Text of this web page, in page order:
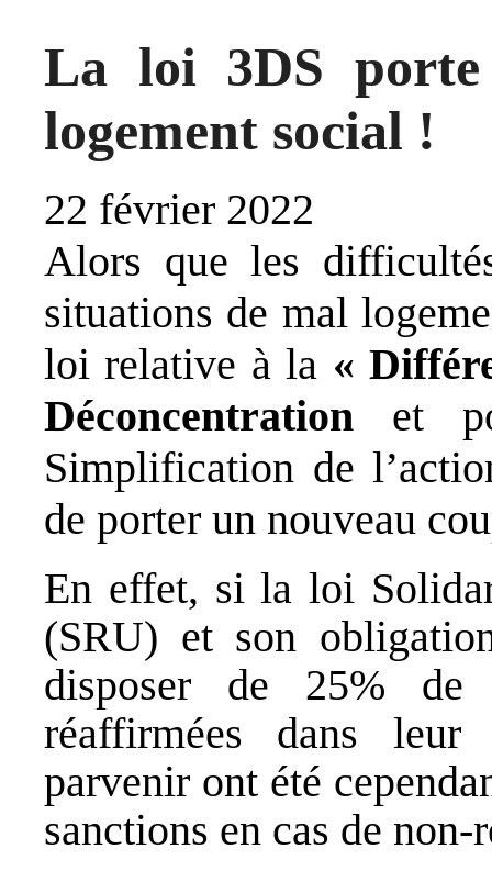
La loi 3DS
logement social !
22 février 2022
Alors que les
situations de mal
loi relative à la «
Déconcentration et
Simplification de
de porter un nouveau
En effet, si la loi
(SRU) et son
disposer de 25% de
réaffirmées dans
parvenir ont été
sanctions en cas de non-